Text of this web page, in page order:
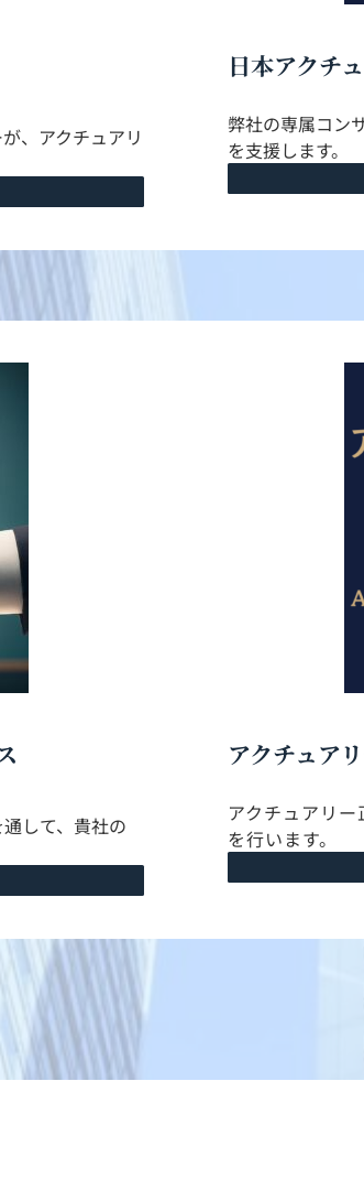
、アクチュアリ
日本アクチ
弊社の専属コン
を支援します。
して、貴社の
アクチュア
アクチュアリ
を行います。